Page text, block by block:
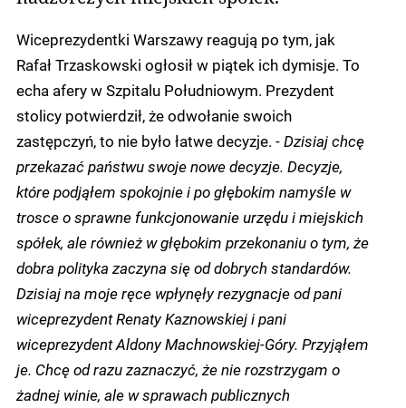
Wiceprezydentki Warszawy reagują po tym, jak
Rafał Trzaskowski ogłosił w piątek ich dymisje. To
echa afery w Szpitalu Południowym. Prezydent
stolicy potwierdził, że odwołanie swoich
zastępczyń, to nie było łatwe decyzje. -Dzisiaj chcę
przekazać państwu swoje nowe decyzje. Decyzje,
które podjąłem spokojnie i po głębokim namyśle w
trosce o sprawne funkcjonowanie urzędu i miejskich
spółek, ale również w głębokim przekonaniu o tym, że
dobra polityka zaczyna się od dobrych standardów.
Dzisiaj na moje ręce wpłynęły rezygnacje od pani
wiceprezydent Renaty Kaznowskiej i pani
wiceprezydent Aldony Machnowskiej-Góry. Przyjąłem
je. Chcę od razu zaznaczyć, że nie rozstrzygam o
żadnej winie, ale w sprawach publicznych